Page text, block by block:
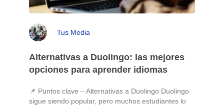
Tus Media
Alternativas a Duolingo: las mejores
opciones para aprender idiomas
📌 Puntos clave – Alternativas a Duolingo Duolingo
sigue siendo popular, pero muchos estudiantes lo